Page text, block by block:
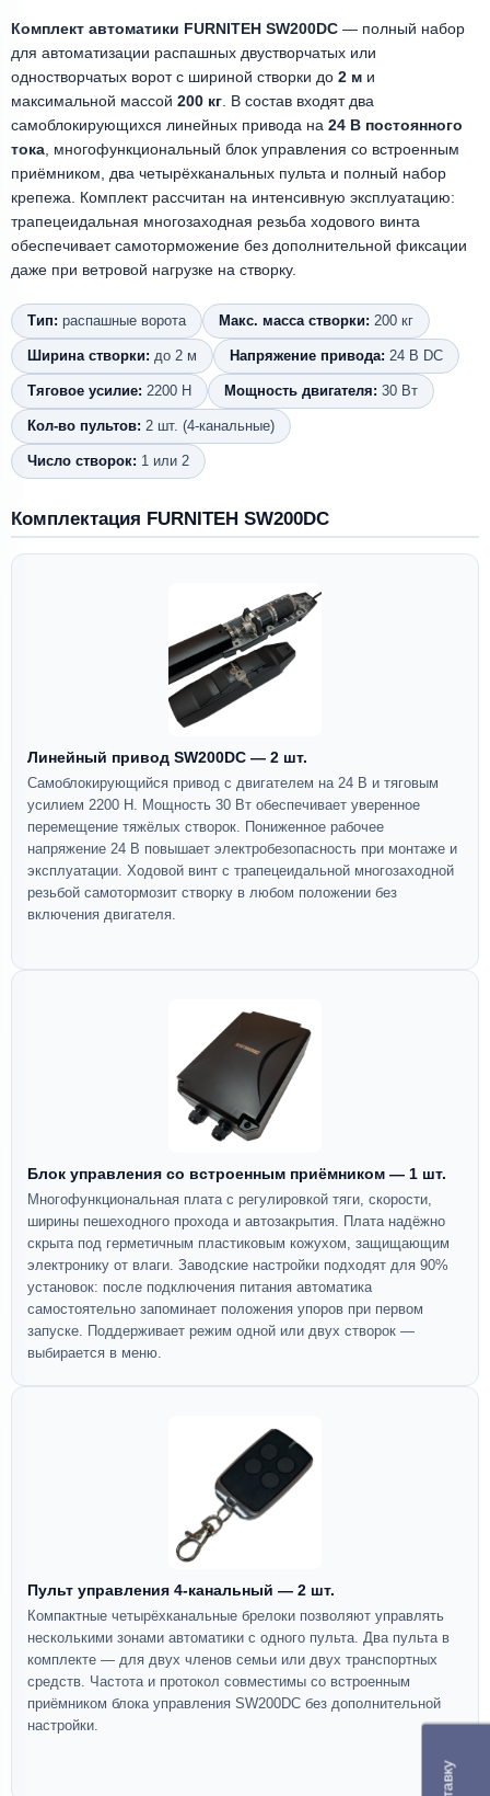
Комплект автоматики FURNITEH SW200DC — полный набор
для автоматизации распашных двустворчатых или
одностворчатых ворот с шириной створки до 2 м и
максимальной массой 200 кг . В состав входят два
самоблокирующихся линейных привода на 24 В постоянного
тока , многофункциональный блок управления со встроенным
приёмником, два четырёхканальных пульта и полный набор
крепежа. Комплект рассчитан на интенсивную эксплуатацию:
трапецеидальная многозаходная резьба ходового винта
обеспечивает самоторможение без дополнительной фиксации
даже при ветровой нагрузке на створку.
Тип: распашные ворота Макс. масса створки: 200 кг
Ширина створки: до 2 м Напряжение привода: 24 В DC
Тяговое усилие: 2200 Н Мощность двигателя: 30 Вт
Кол-во пультов: 2 шт. (4-канальные)
Число створок: 1 или 2
Комплектация FURNITEH SW200DC
Линейный привод SW200DC — 2 шт.
Самоблокирующийся привод с двигателем на 24 В и тяговым
усилием 2200 Н. Мощность 30 Вт обеспечивает уверенное
перемещение тяжёлых створок. Пониженное рабочее
напряжение 24 В повышает электробезопасность при монтаже и
эксплуатации. Ходовой винт с трапецеидальной многозаходной
резьбой самотормозит створку в любом положении без
включения двигателя.
Блок управления со встроенным приёмником — 1 шт.
Многофункциональная плата с регулировкой тяги, скорости,
ширины пешеходного прохода и автозакрытия. Плата надёжно
скрыта под герметичным пластиковым кожухом, защищающим
электронику от влаги. Заводские настройки подходят для 90%
установок: после подключения питания автоматика
самостоятельно запоминает положения упоров при первом
запуске. Поддерживает режим одной или двух створок —
выбирается в меню.
Пульт управления 4-канальный — 2 шт.
Компактные четырёхканальные брелоки позволяют управлять
несколькими зонами автоматики с одного пульта. Два пульта в
комплекте — для двух членов семьи или двух транспортных
средств. Частота и протокол совместимы со встроенным
приёмником блока управления SW200DC без дополнительной
настройки.